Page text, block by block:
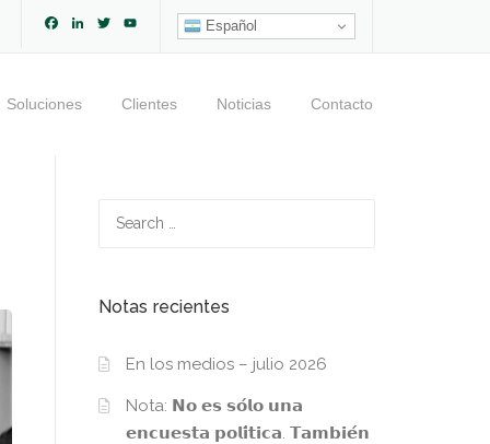
Español
Facebook
LinkedIn
TwitterYouTube
Channel
Soluciones Clientes Noticias Contacto
Notas recientes
En los medios – julio 2026
Nota: 𝗡𝗼 𝗲𝘀 𝘀𝗼́𝗹𝗼 𝘂𝗻𝗮
𝗲𝗻𝗰𝘂𝗲𝘀𝘁𝗮 𝗽𝗼𝗹𝗶́𝘁𝗶𝗰𝗮. 𝗧𝗮𝗺𝗯𝗶𝗲́𝗻